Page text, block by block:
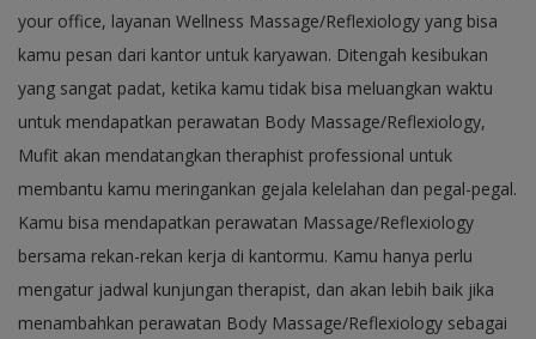
your office, layanan Wellness Massage/Reflexiology yang bisa
kamu pesan dari kantor untuk karyawan. Ditengah kesibukan
yang sangat padat, ketika kamu tidak bisa meluangkan waktu
untuk mendapatkan perawatan Body Massage/Reflexiology,
Mufit akan mendatangkan theraphist professional untuk
membantu kamu meringankan gejala kelelahan dan pegal-pegal.
Kamu bisa mendapatkan perawatan Massage/Reflexiology
bersama rekan-rekan kerja di kantormu. Kamu hanya perlu
mengatur jadwal kunjungan therapist, dan akan lebih baik jika
menambahkan perawatan Body Massage/Reflexiology sebagai